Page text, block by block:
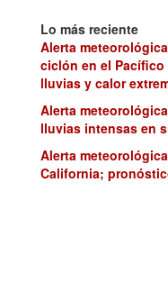
Lo más reciente
Alerta
ciclón en el
lluvias y calor
Alerta
lluvias intensas en
Alerta
California;